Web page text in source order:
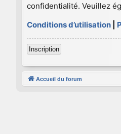
confidentialité. Veuillez
Conditions d’utilisation
Inscription
Accueil du forum